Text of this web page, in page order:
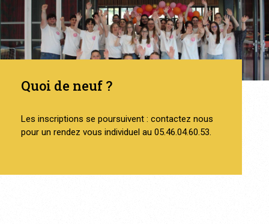
Quoi de neuf ?
Les inscriptions se poursuivent : contactez nous
pour un rendez vous individuel au 05.46.04.60.53.